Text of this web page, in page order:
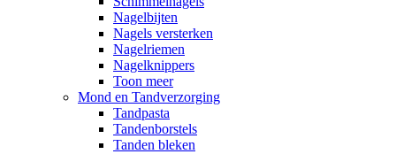
Nagelbijten
Nagels versterken
Nagelriemen
Nagelknippers
Toon meer
Mond en Tandverzorging
Tandpasta
Tandenborstels
Tanden bleken